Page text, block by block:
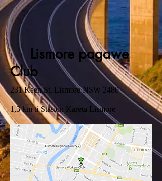
Lismore pagawe
Club
231 Keen St, Lismore NSW 2480
1,3 km ti Stasion Karéta Lismore